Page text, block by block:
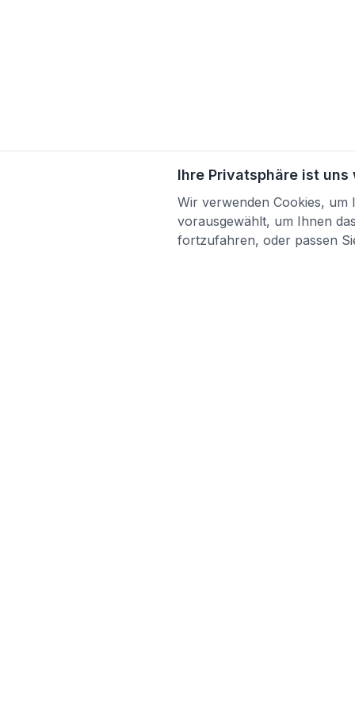
Ihre Privatsphäre ist uns
Wir verwenden Cookies,
vorausgewählt, um Ihnen
fortzufahren, oder passen